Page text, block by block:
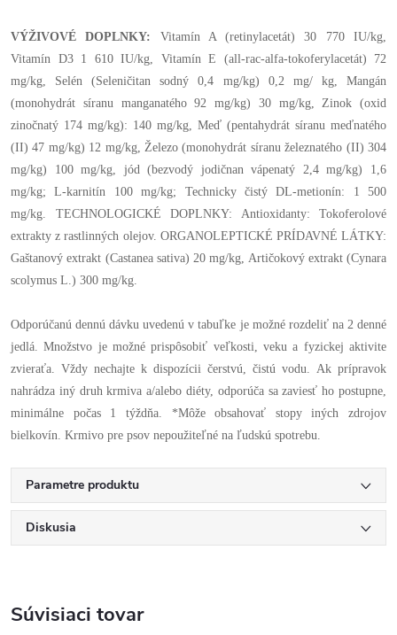
VÝŽIVOVÉ DOPLNKY: Vitamín A (retinylacetát) 30 770 IU/kg,
Vitamín D3 1 610 IU/kg, Vitamín E (all-rac-alfa-tokoferylacetát) 72
mg/kg, Selén (Seleničitan sodný 0,4 mg/kg) 0,2 mg/ kg, Mangán
(monohydrát síranu manganatého 92 mg/kg) 30 mg/kg, Zinok (oxid
zinočnatý 174 mg/kg): 140 mg/kg, Meď (pentahydrát síranu meďnatého
(II) 47 mg/kg) 12 mg/kg, Železo (monohydrát síranu železnatého (II) 304
mg/kg) 100 mg/kg, jód (bezvodý jodičnan vápenatý 2,4 mg/kg) 1,6
mg/kg; L-karnitín 100 mg/kg; Technicky čistý DL-metionín: 1 500
mg/kg. TECHNOLOGICKÉ DOPLNKY: Antioxidanty: Tokoferolové
extrakty z rastlinných olejov. ORGANOLEPTICKÉ PRÍDAVNÉ LÁTKY:
Gaštanový extrakt (Castanea sativa) 20 mg/kg, Artičokový extrakt (Cynara
scolymus L.) 300 mg/kg.
Odporúčanú dennú dávku uvedenú v tabuľke je možné rozdeliť na 2 denné
jedlá. Množstvo je možné prispôsobiť veľkosti, veku a fyzickej aktivite
zvieraťa. Vždy nechajte k dispozícii čerstvú, čistú vodu. Ak prípravok
nahrádza iný druh krmiva a/alebo diéty, odporúča sa zaviesť ho postupne,
minimálne počas 1 týždňa. *Môže obsahovať stopy iných zdrojov
bielkovín. Krmivo pre psov nepoužiteľné na ľudskú spotrebu.
Parametre produktu
Diskusia
Súvisiaci tovar